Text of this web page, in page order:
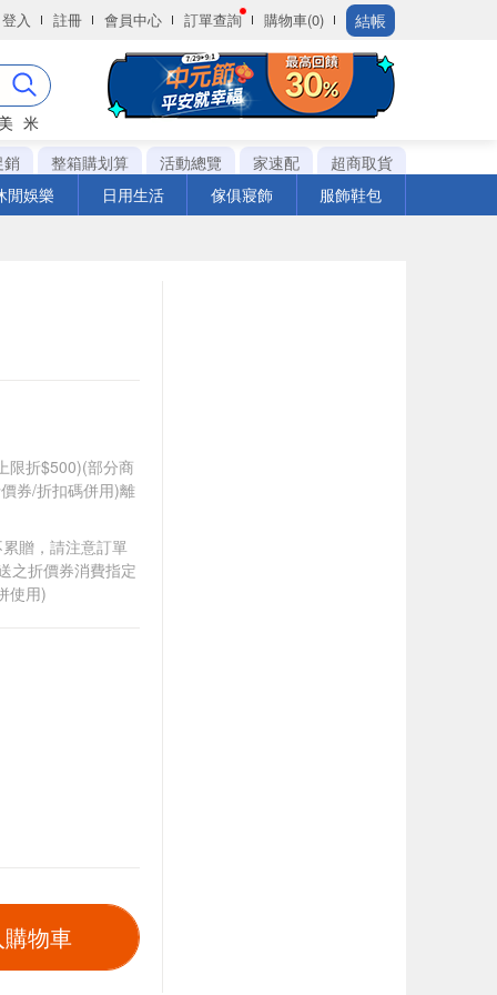
登入 註冊 會員中心 訂單查詢 購物車(0) 結帳
米
銷
整箱購划算 活動總覽 家速配
超商取貨
閒娛樂
日用生活 傢俱寢飾 服飾鞋包
限折$500)(部分商
券/折扣碼併用)離
贈，請注意訂單
之折價券消費指定
使用)
物車